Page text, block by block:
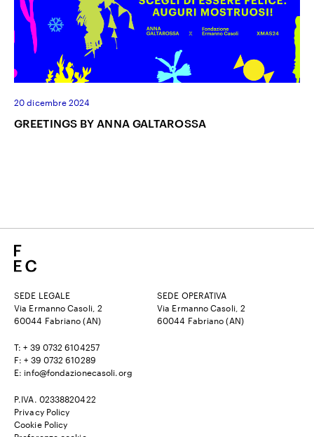
20 dicembre 2024
GREETINGS BY ANNA GALTAROSSA
SEDE LEGALE
Via Ermanno Casoli, 2
60044 Fabriano (AN)
SEDE OPERATIVA
Via Ermanno Casoli, 2
60044 Fabriano (AN)
T: + 39 0732 6104257
F: + 39 0732 610289
E: info@fondazionecasoli.org
P.IVA. 02338820422
Privacy Policy
Cookie Policy